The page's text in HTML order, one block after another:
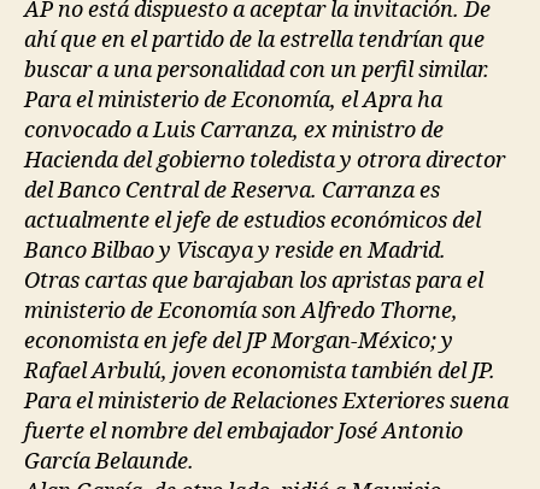
AP no está dispuesto a aceptar la invitación. De
ahí que en el partido de la estrella tendrían que
buscar a una personalidad con un perfil similar.
Para el ministerio de Economía, el Apra ha
convocado a Luis Carranza, ex ministro de
Hacienda del gobierno toledista y otrora director
del Banco Central de Reserva. Carranza es
actualmente el jefe de estudios económicos del
Banco Bilbao y Viscaya y reside en Madrid.
Otras cartas que barajaban los apristas para el
ministerio de Economía son Alfredo Thorne,
economista en jefe del JP Morgan-México; y
Rafael Arbulú, joven economista también del JP.
Para el ministerio de Relaciones Exteriores suena
fuerte el nombre del embajador José Antonio
García Belaunde.